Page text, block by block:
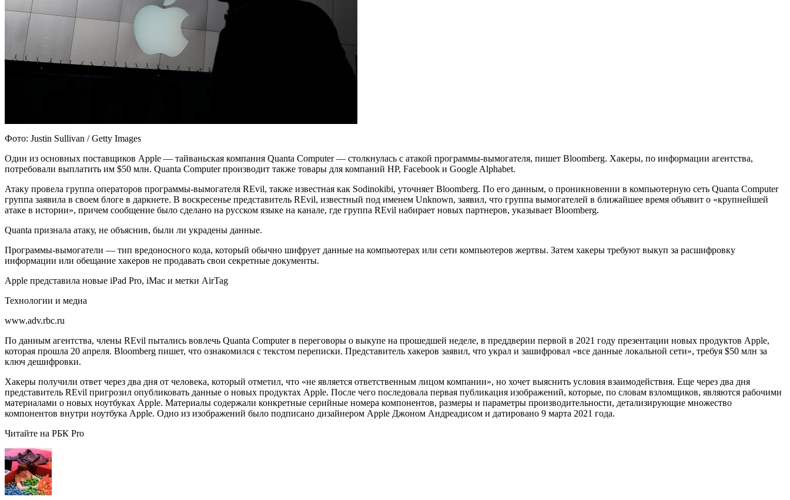
Фото: Justin Sullivan / Getty Images
Один из основных поставщиков Apple — тайваньская компания Quanta Computer — столкнулась с атакой программы-вымогателя, пишет Bloomberg. Хакеры, по информации агентства,
потребовали выплатить им $50 млн. Quanta Computer производит также товары для компаний HP, Facebook и Google Alphabet.
Атаку провела группа операторов программы-вымогателя REvil, также известная как Sodinokibi, уточняет Bloomberg. По его данным, о проникновении в компьютерную сеть Quanta Computer
группа заявила в своем блоге в даркнете. В воскресенье представитель REvil, известный под именем Unknown, заявил, что группа вымогателей в ближайшее время объявит о «крупнейшей
атаке в истории», причем сообщение было сделано на русском языке на канале, где группа REvil набирает новых партнеров, указывает Bloomberg.
Quanta признала атаку, не объяснив, были ли украдены данные.
Программы-вымогатели — тип вредоносного кода, который обычно шифрует данные на компьютерах или сети компьютеров жертвы. Затем хакеры требуют выкуп за расшифровку
информации или обещание хакеров не продавать свои секретные документы.
Apple представила новые iPad Pro, iMac и метки AirTag
Технологии и медиа
www.adv.rbc.ru
По данным агентства, члены REvil пытались вовлечь Quanta Computer в переговоры о выкупе на прошедшей неделе, в преддверии первой в 2021 году презентации новых продуктов Apple,
которая прошла 20 апреля. Bloomberg пишет, что ознакомился с текстом переписки. Представитель хакеров заявил, что украл и зашифровал «все данные локальной сети», требуя $50 млн за
ключ дешифровки.
Хакеры получили ответ через два дня от человека, который отметил, что «не является ответственным лицом компании», но хочет выяснить условия взаимодействия. Еще через два дня
представитель REvil пригрозил опубликовать данные о новых продуктах Apple. После чего последовала первая публикация изображений, которые, по словам взломщиков, являются рабочими
материалами о новых ноутбуках Apple. Материалы содержали конкретные серийные номера компонентов, размеры и параметры производительности, детализирующие множество
компонентов внутри ноутбука Apple. Одно из изображений было подписано дизайнером Apple Джоном Андреадисом и датировано 9 марта 2021 года.
Читайте на РБК Pro